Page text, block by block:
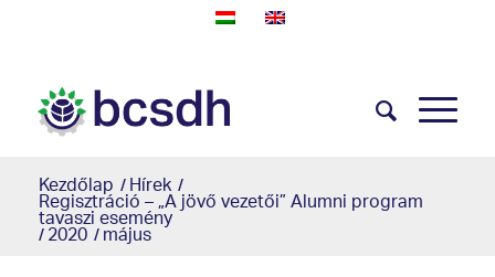
Kezdőlap/Hírek/
Regisztráció – „A jövő vezetői” Alumni program
tavaszi esemény
/2020/május